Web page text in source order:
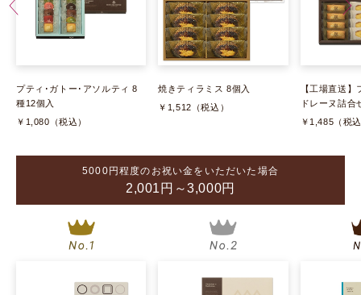
プティ･ガトー･アソルティ 8
種12個入
￥1,080（税込）
焼きティラミス 8個入
￥1,512（税込）
【工場直送
ドレーヌ詰合
￥1,485（税
5000円程度のお祝い金をいただいた場合
2,001円～3,000円